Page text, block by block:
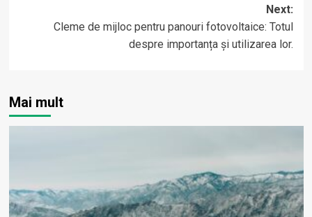
Next:
Cleme de mijloc pentru panouri fotovoltaice: Totul
despre importanța și utilizarea lor.
Mai mult